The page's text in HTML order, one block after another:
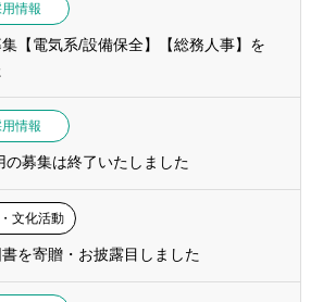
情報
【電気系/設備保全】【総務人事】を
情報
の募集は終了いたしました
文化活動
を寄贈・お披露目しました